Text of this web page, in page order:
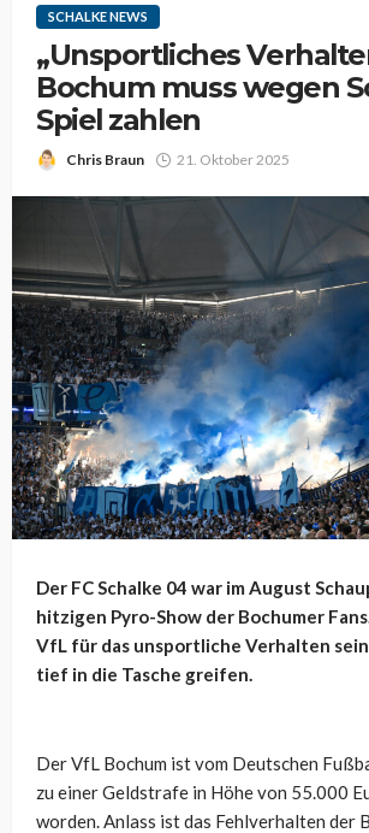
SCHALKE NEWS
„Unsportliches
Bochum muss wegen
Spiel zahlen
Chris Braun 21. Oktober 2025
Der FC Schalke 04 war im August
hitzigen Pyro-Show der Bochumer
VfL für das unsportliche Verhalten
tief in die Tasche greifen.
Der VfL Bochum ist vom Deutschen
zu einer Geldstrafe in Höhe von 55.000
worden. Anlass ist das Fehlverhalten der